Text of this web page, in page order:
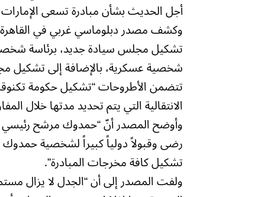
أجل الحديث بشأن مبادرة تسعى
وكشف مصدر دبلوماسي غربي في القاهرة
تشكيل مجلس سيادة جديد، برئاسة
شخصية عسكرية، بالإضافة إلى تشكيل
تتضمن الأطروحات “تشكيل حكومة
الانتقالية التي يتم تحديد مدتها خلال
وأوضح المصدر أنّ “حمدوك مرشح رئيسي
رضى وقبولاً دولياً كبيراً لشخصية حمدوك
تشكيل كافة مخرجات المبادرة”.
ولفت المصدر إلى أن “الجدل لا يزال